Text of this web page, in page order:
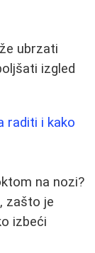
ubrzati
izgled
raditi i kako
na nozi?
zašto je
izbeći